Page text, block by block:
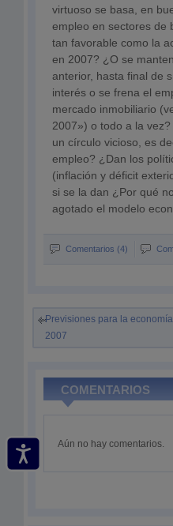
virtuoso se basa, en
empleo en sectores de
tan favorable como la
en 2007? ¿O se
anterior, hasta final de
interés o se frena el
mercado inmobiliario
2007») o todo a la
un círculo vicioso, es
empleo? ¿Dan los
(inflación y déficit
si se la dan ¿Por qué
agotado el modelo
Comentarios (4)
Previsiones para la
2007
COMENTARIOS
Aún no hay comentarios.